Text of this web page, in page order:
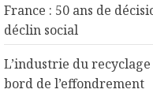
France : 50 ans de
déclin social
L’industrie du
bord de l’effondrement